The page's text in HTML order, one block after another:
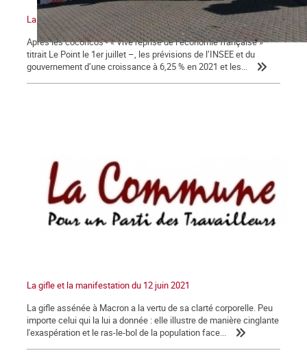
La lutte des classes, plus que jamais !
Après les cocoricos - « Vive reprise de l’économie française »
titrait Le Point le 1er juillet –, les prévisions de l’INSEE et du
gouvernement d’une croissance à 6,25 % en 2021 et les...
La gifle et la manifestation du 12 juin 2021
La gifle assénée à Macron a la vertu de sa clarté corporelle. Peu
importe celui qui la lui a donnée : elle illustre de manière cinglante
l'exaspération et le ras-le-bol de la population face...